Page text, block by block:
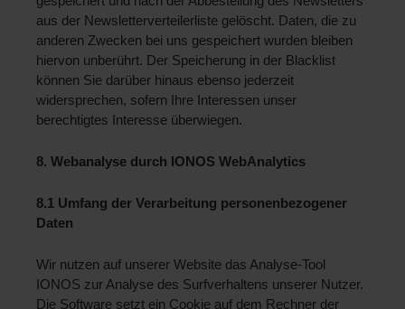
aus der Newsletterverteilerliste gelöscht. Daten, die zu
anderen Zwecken bei uns gespeichert wurden bleiben
hiervon unberührt. Der Speicherung in der Blacklist
können Sie darüber hinaus ebenso jederzeit
widersprechen, sofern Ihre Interessen unser
berechtigtes Interesse überwiegen.
8. Webanalyse durch IONOS WebAnalytics
8.1 Umfang der Verarbeitung personenbezogener
Daten
Wir nutzen auf unserer Website das Analyse-Tool
IONOS zur Analyse des Surfverhaltens unserer Nutzer.
Die Software setzt ein Cookie auf dem Rechner der